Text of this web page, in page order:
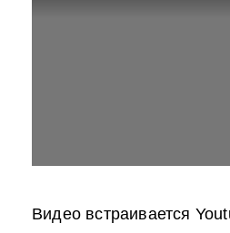
Видео встраивается